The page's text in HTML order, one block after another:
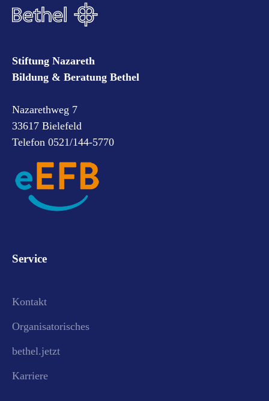
Stiftung Nazareth
Bildung & Beratung Bethel
Nazarethweg 7
33617 Bielefeld
Telefon 0521/144-5770
Service
Kontakt
Organisatorisches
bethel.jetzt
Karriere